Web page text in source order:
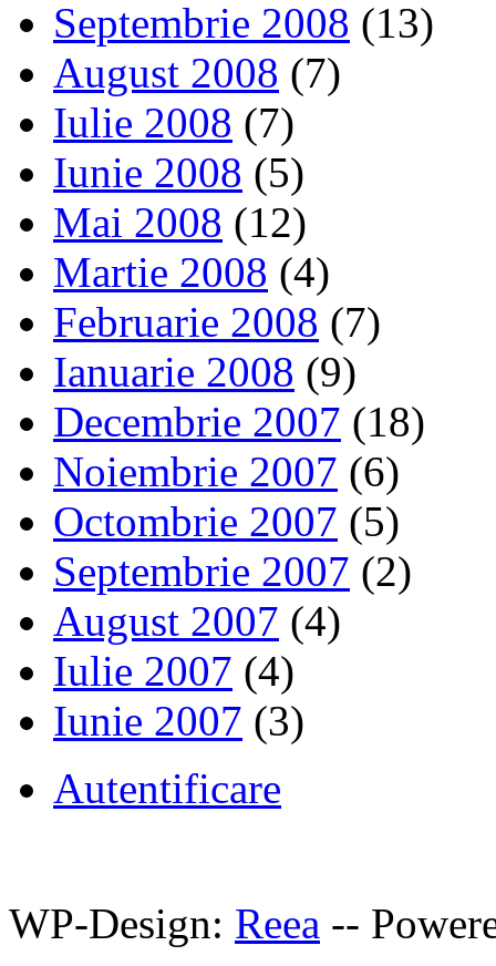
Septembrie 2008 (13)
August 2008 (7)
Iulie 2008 (7)
Iunie 2008 (5)
Mai 2008 (12)
Martie 2008 (4)
Februarie 2008 (7)
Ianuarie 2008 (9)
Decembrie 2007 (18)
Noiembrie 2007 (6)
Octombrie 2007 (5)
Septembrie 2007 (2)
August 2007 (4)
Iulie 2007 (4)
Iunie 2007 (3)
Autentificare
WP-Design: Reea --